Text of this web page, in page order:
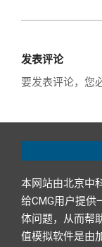
发表评论
要发表评论，您
本网站由北京中
给CMG用户提供
体问题，从而帮
值模拟软件是由